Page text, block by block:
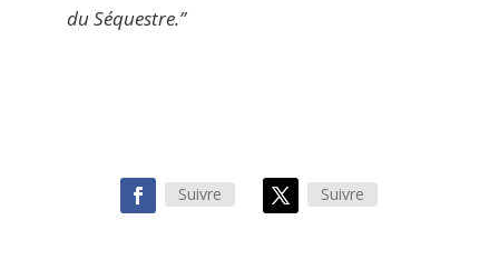
du Séquestre.”
Suivre Suivre